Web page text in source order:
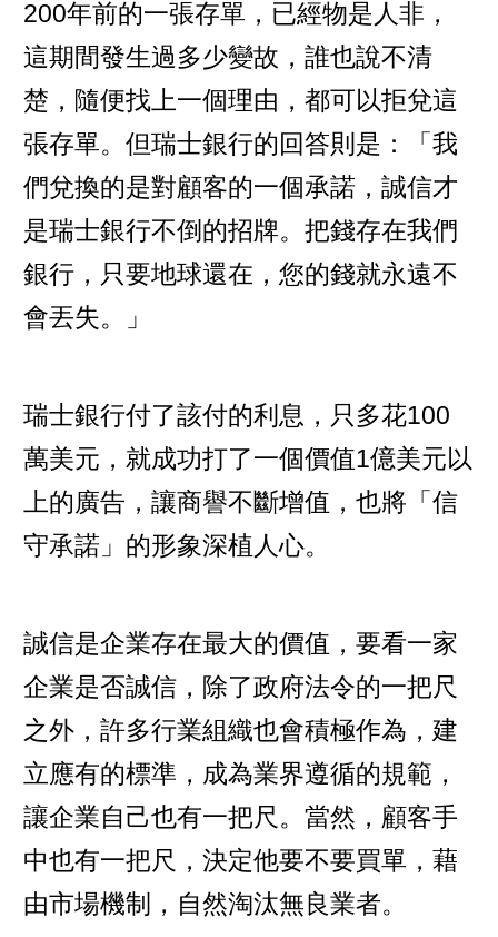
200年前的一張存單，已經物是人非，
這期間發生過多少變故，誰也說不清
楚，隨便找上一個理由，都可以拒兌這
張存單。但瑞士銀行的回答則是：「我
們兌換的是對顧客的一個承諾，誠信才
是瑞士銀行不倒的招牌。把錢存在我們
銀行，只要地球還在，您的錢就永遠不
會丟失。」
瑞士銀行付了該付的利息，只多花100
萬美元，就成功打了一個價值1億美元以
上的廣告，讓商譽不斷增值，也將「信
守承諾」的形象深植人心。
誠信是企業存在最大的價值，要看一家
企業是否誠信，除了政府法令的一把尺
之外，許多行業組織也會積極作為，建
立應有的標準，成為業界遵循的規範，
讓企業自己也有一把尺。當然，顧客手
中也有一把尺，決定他要不要買單，藉
由市場機制，自然淘汰無良業者。